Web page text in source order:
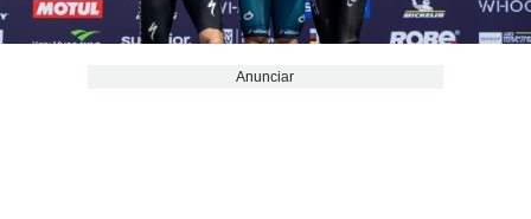
Anunciar